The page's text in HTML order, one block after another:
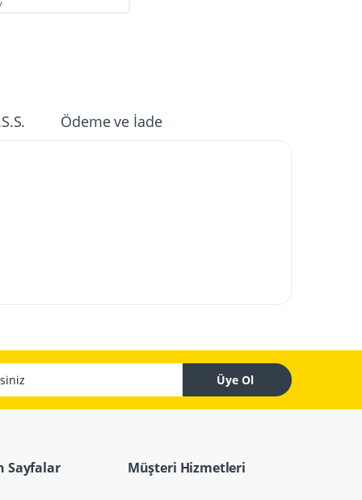
Ödeme ve İade
Üye Ol
Sayfalar Müşteri Hizmetleri